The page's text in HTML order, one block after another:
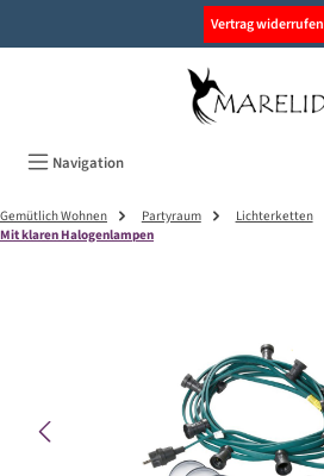
Vertrag widerrufen
Navigation
Gemütlich Wohnen Partyraum Lichterketten
Mit klaren Halogenlampen